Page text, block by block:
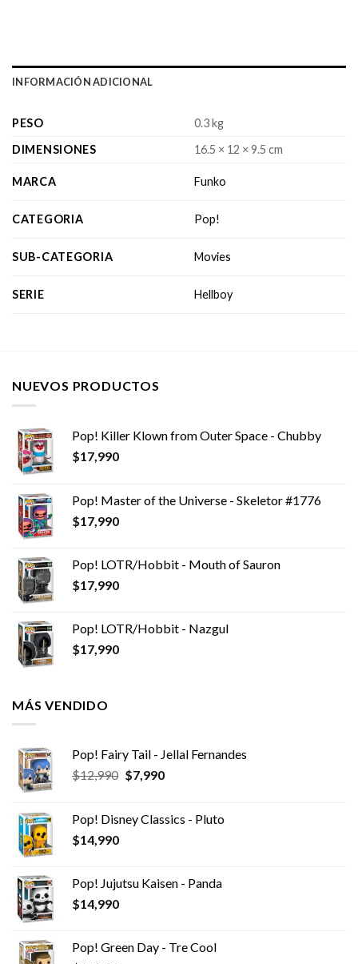
INFORMACIÓN ADICIONAL
PESO
0.3 kg
DIMENSIONES
16.5 × 12 × 9.5 cm
MARCA Funko
CATEGORIA Pop!
SUB-CATEGORIA Movies
SERIE Hellboy
NUEVOS PRODUCTOS
Pop! Killer Klown from Outer Space - Chubby
$17,990
Pop! Master of the Universe - Skeletor #1776
$17,990
Pop! LOTR/Hobbit - Mouth of Sauron
$17,990
Pop! LOTR/Hobbit - Nazgul
$17,990
MÁS VENDIDO
Pop! Fairy Tail - Jellal Fernandes
$12,990 El
era:
$7,990El
es:
Pop! Disney Classics - Pluto
$14,990
Pop! Jujutsu Kaisen - Panda
$14,990
Pop! Green Day - Tre Cool